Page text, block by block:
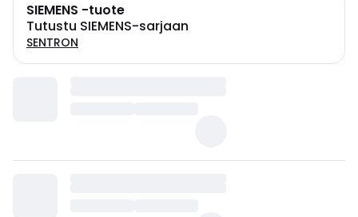
SIEMENS -tuote
Tutustu SIEMENS-sarjaan
SENTRON